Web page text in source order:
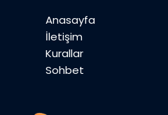
Anasayfa
İletişim
Kurallar
Sohbet